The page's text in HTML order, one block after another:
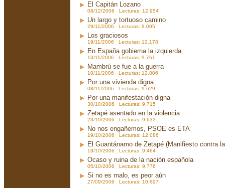
El Capitán Lozano
08/12/2006 Lecturas: 12.954
Un largo y tortuoso camino
29/11/2006 Lecturas: 9.095
Los graciosos
19/11/2006 Lecturas: 12.178
En España gobierna la izquierda
13/11/2006 Lecturas: 9.761
Mambrú se fue a la guerra
10/11/2006 Lecturas: 12.806
Por una vivienda digna
08/11/2006 Lecturas: 9.629
Por una manifestación digna
30/10/2006 Lecturas: 9.715
Zetapé asentado en la violencia
23/10/2006 Lecturas: 9.633
No nos engañemos, PSOE es ETA
19/10/2006 Lecturas: 12.086
El Guantánamo de Zetapé (Manifiesto contra
18/10/2006 Lecturas: 9.464
Ocaso y ruina de la nación española
05/10/2006 Lecturas: 9.776
Si no es malo, es peor aún
27/09/2006 Lecturas: 10.697